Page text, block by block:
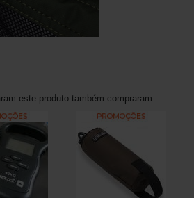
este produto também compraram :